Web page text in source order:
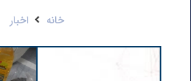
خانه اخبار